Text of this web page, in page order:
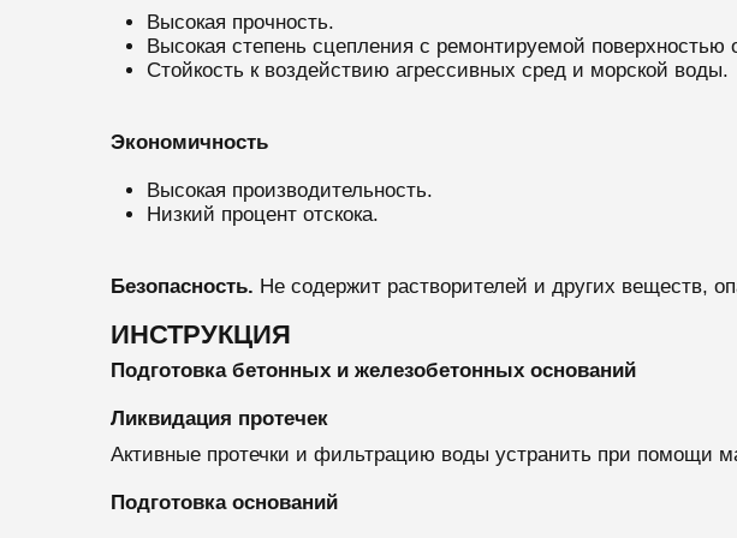
Высокая прочность.
Высокая степень сцепления с ремонтируемой поверхностью
Стойкость к воздействию агрессивных сред и морской воды.
Экономичность
Высокая производительность.
Низкий процент отскока.
Безопасность. Не содержит растворителей и других веществ,
ИНСТРУКЦИЯ
Подготовка бетонных и железобетонных оснований
Ликвидация протечек
Активные протечки и фильтрацию воды устранить при помощи
Подготовка оснований